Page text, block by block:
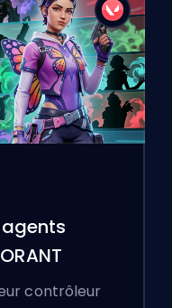
contrôleur